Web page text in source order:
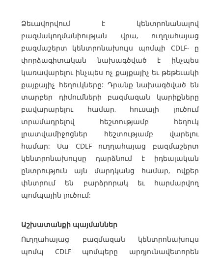
Ձեւավորվում է կենտրոնանալով
բազմակողմանիության վրա, ուղղահայաց
բազմաշերտ կենտրոնախույս պոմպի CDLF- ը
փորձագիտական ​​նախագծված է ինչպես
կառավարելու ինչպես ոչ քայքայիչ եւ թեթեւակի
քայքայիչ հեղուկները: Դրանք նախագծված են
տարբեր դիմումների բազմազան կարիքները
բավարարելու համար, հուսալի լուծում
տրամադրելով հեշտությամբ հեղուկ
լրատվամիջոցներ հեշտությամբ վարելու
համար: Սա CDLF ուղղահայաց բազմաշերտ
կենտրոնախույսը դարձնում է իդեալական
ընտրություն այն մարդկանց համար, ովքեր
փնտրում են բարձրորակ եւ հարմարվող
պոմպային լուծում:
Աշխատանքի պայմաններ
Ուղղահայաց բազմազան կենտրոնախույս
պոմպ CDLF պոմպերը արդյունավետորեն